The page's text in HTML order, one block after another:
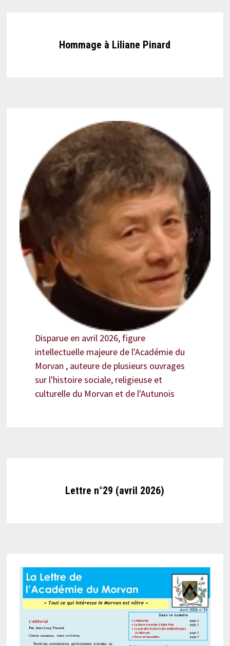
Hommage à Liliane Pinard
Disparue en avril 2026, figure
intellectuelle majeure de l'Académie du
Morvan , auteure de plusieurs ouvrages
sur l'histoire sociale, religieuse et
culturelle du Morvan et de l'Autunois
Lettre n°29 (avril 2026)